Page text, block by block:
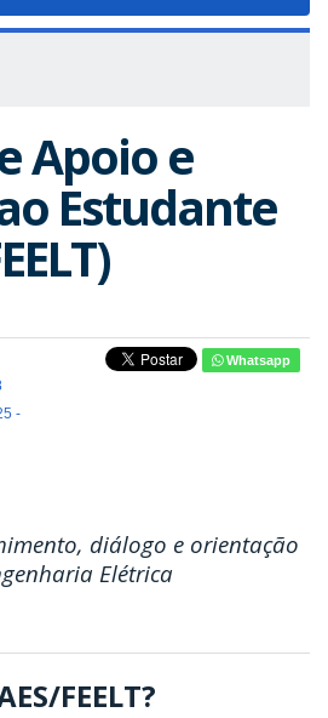
Apoio e
Estudante
-
Whatsapp
diálogo e orientação
Elétrica
FEELT?